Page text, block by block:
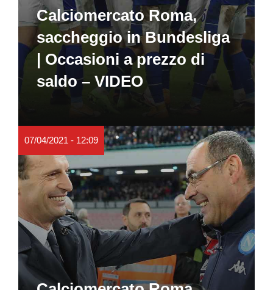
Calciomercato Roma,
saccheggio in Bundesliga
| Occasioni a prezzo di
saldo – VIDEO
07/04/2021 - 12:09